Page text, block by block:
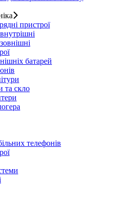
пристрої
батарей
та скло
телефонів